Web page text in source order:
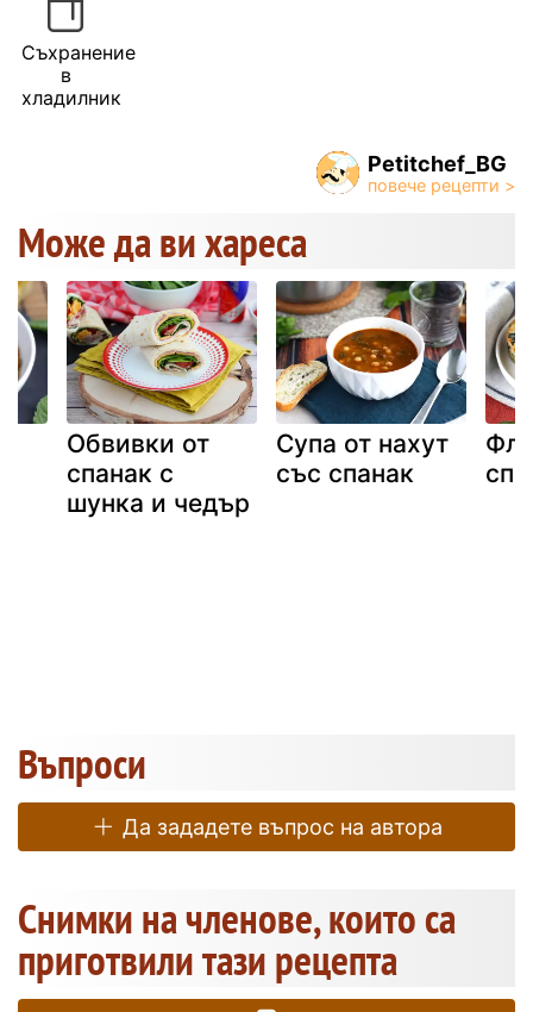
Съхранение
в
хладилник
Petitchef_BG
Може да ви хареса
Обвивки от
спанак с
шунка и чедър
Супа от нахут
със спанак
Въпроси
Да зададете въпрос на автора
Снимки на членове, които са
приготвили тази рецепта